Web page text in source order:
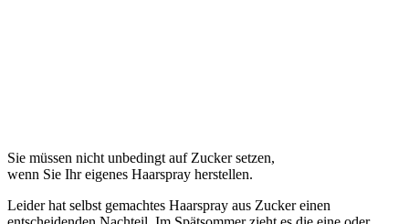
Sie müssen nicht unbedingt auf Zucker setzen,
wenn Sie Ihr eigenes Haarspray herstellen.
Leider hat selbst gemachtes Haarspray aus Zucker einen